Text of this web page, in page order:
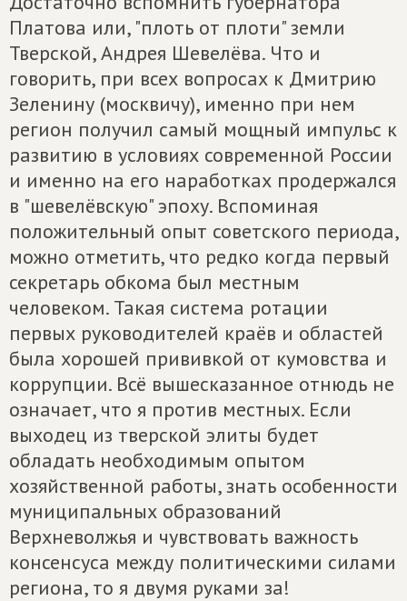
Платова или, "плоть от плоти" земли
Тверской, Андрея Шевелёва. Что и
говорить, при всех вопросах к Дмитрию
Зеленину (москвичу), именно при нем
регион получил самый мощный импульс к
развитию в условиях современной России
и именно на его наработках продержался
в "шевелёвскую" эпоху. Вспоминая
положительный опыт советского периода,
можно отметить, что редко когда первый
секретарь обкома был местным
человеком. Такая система ротации
первых руководителей краёв и областей
была хорошей прививкой от кумовства и
коррупции. Всё вышесказанное отнюдь не
означает, что я против местных. Если
выходец из тверской элиты будет
обладать необходимым опытом
хозяйственной работы, знать особенности
муниципальных образований
Верхневолжья и чувствовать важность
консенсуса между политическими силами
региона, то я двумя руками за!